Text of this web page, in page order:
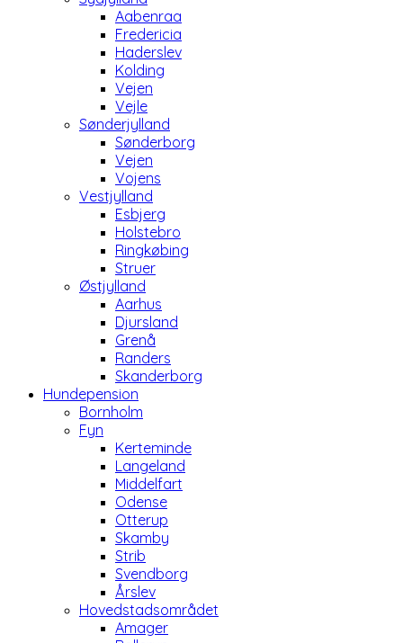
Aabenraa
Fredericia
Haderslev
Kolding
Vejen
Vejle
Sønderjylland
Sønderborg
Vejen
Vojens
Vestjylland
Esbjerg
Holstebro
Ringkøbing
Struer
Østjylland
Aarhus
Djursland
Grenå
Randers
Skanderborg
Hundepension
Bornholm
Fyn
Kerteminde
Langeland
Middelfart
Odense
Otterup
Skamby
Strib
Svendborg
Årslev
Hovedstadsområdet
Amager